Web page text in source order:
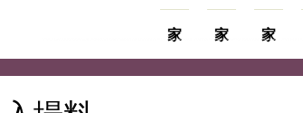
家 家 家